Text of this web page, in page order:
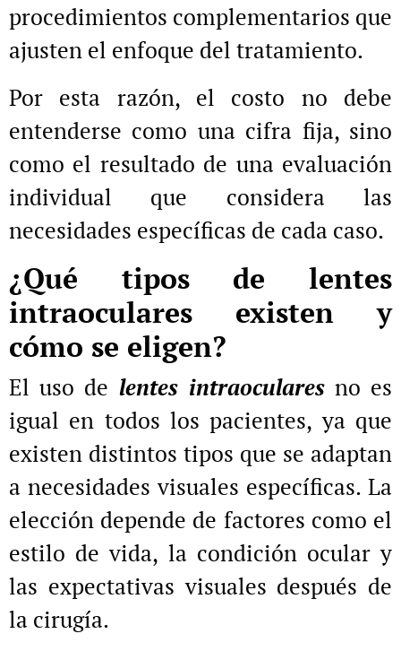
procedimientos complementarios que
ajusten el enfoque del tratamiento.
Por esta razón, el costo no debe
entenderse como una cifra fija, sino
como el resultado de una evaluación
individual que considera las
necesidades específicas de cada caso.
¿Qué tipos de lentes
intraoculares existen y
cómo se eligen?
El uso de lentes intraocularesno es
igual en todos los pacientes, ya que
existen distintos tipos que se adaptan
a necesidades visuales específicas. La
elección depende de factores como el
estilo de vida, la condición ocular y
las expectativas visuales después de
la cirugía.